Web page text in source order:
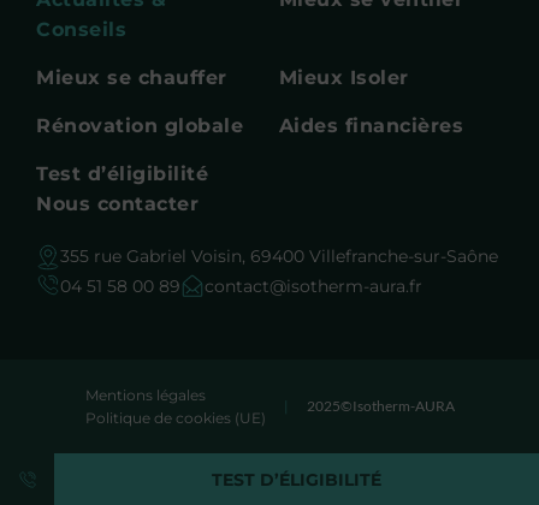
Conseils
Mieux se chauffer Mieux Isoler
Rénovation globale Aides financières
Test d’éligibilité
Nous contacter
355 rue Gabriel Voisin, 69400 Villefranche-sur-Saône
04 51 58 00 89
contact@isotherm-aura.fr
Mentions légales
Politique de cookies (UE)
2025©Isotherm-AURA
TEST D’ÉLIGIBILITÉ